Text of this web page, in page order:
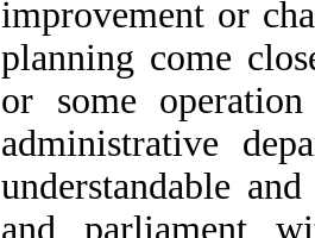
improvement or
planning come
or some
administrative
understandable
and parliament